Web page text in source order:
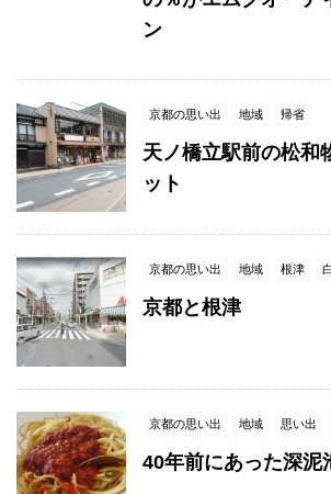
ン
京都の思い出 地域 帰省
天ノ橋立駅前の松和
ット
京都の思い出 地域 根津
京都と根津
京都の思い出 地域 思い出
40年前にあった深泥